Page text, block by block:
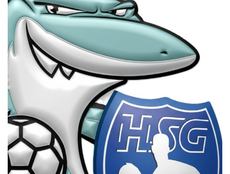
Training & Termine
DIENSTE (SR/KG/VK)
Die SpecialHaie
Trainer
ALLE SPIELE
HAIE TV
NEWSLETTER